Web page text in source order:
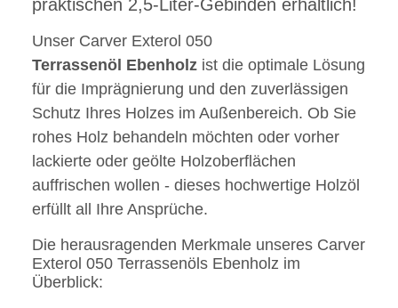
praktischen 2,5-Liter-Gebinden erhältlich!
Unser Carver Exterol 050
Terrassenöl Ebenholz ist die optimale Lösung
für die Imprägnierung und den zuverlässigen
Schutz Ihres Holzes im Außenbereich. Ob Sie
rohes Holz behandeln möchten oder vorher
lackierte oder geölte Holzoberflächen
auffrischen wollen - dieses hochwertige Holzöl
erfüllt all Ihre Ansprüche.
Die herausragenden Merkmale unseres Carver
Exterol 050 Terrassenöls Ebenholz im
Überblick: